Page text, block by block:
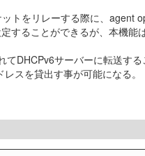
トをリレーする際に、agent
することができるが、本機能
DHCPv6サーバーに転送す
スを貸出す事が可能になる。